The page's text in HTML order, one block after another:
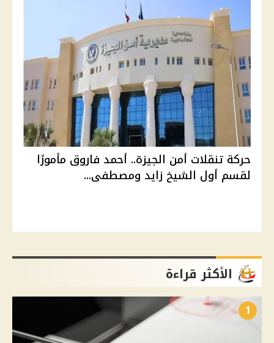
حركة تنقلات أمن الجيزة.. أحمد فاروق مأمورًا
لقسم أول الشيخ زايد ومصطفى...
الأكثر قراءة
1